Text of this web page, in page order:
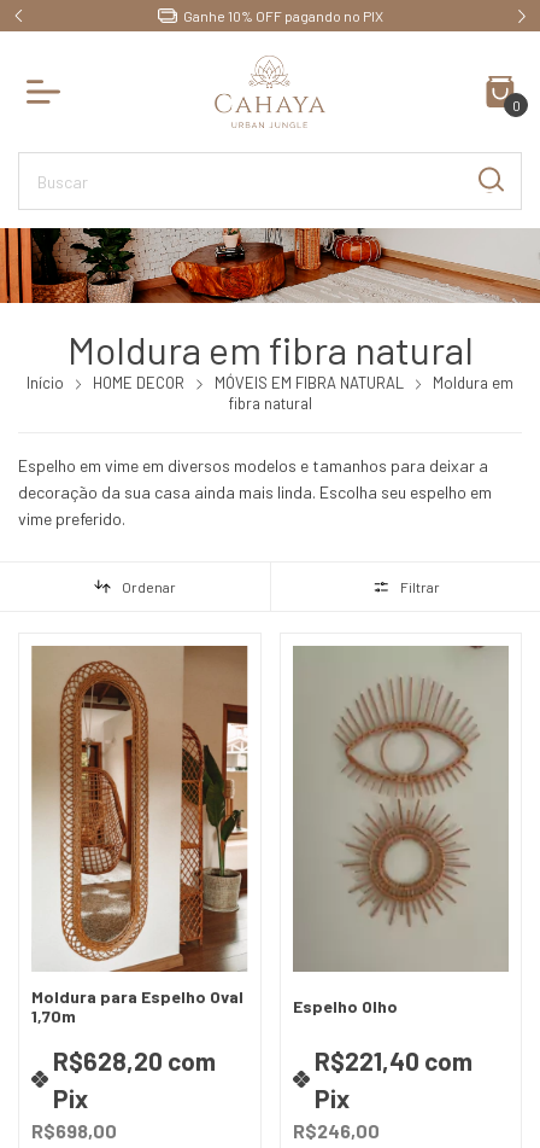
Ganhe 10% OFF pagando no PIX
0
Moldura em fibra natural
Início HOME DECOR MÓVEIS EM FIBRA NATURAL
Moldura em
fibra natural
Espelho em vime em diversos modelos e tamanhos para deixar a
decoração da sua casa ainda mais linda. Escolha seu espelho em
vime preferido.
Ordenar Filtrar
Moldura para Espelho Oval
1,70m
R$698,00
R$628,20 com
Pix
Espelho Olho
R$246,00
R$221,40 com
Pix